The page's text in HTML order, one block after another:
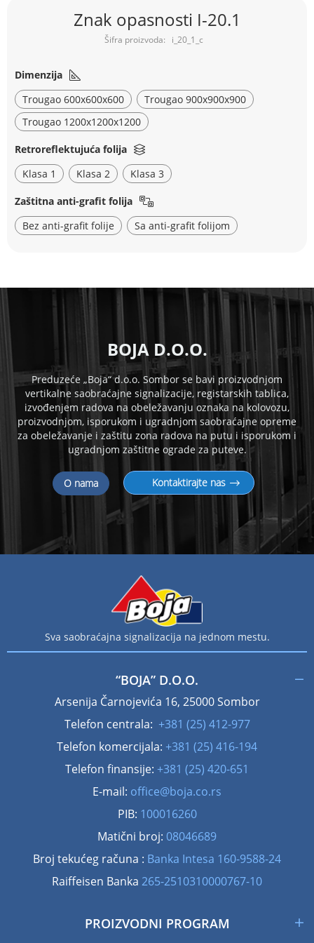
the
images
gallery
Znak opasnosti I-20.1
i_20_1_c
Dimenzija
Trougao 600x600x600
Trougao 900x900x900
Trougao 1200x1200x1200
Retroreflektujuća folija
Klasa 1
Klasa 2 Klasa 3
Zaštitna anti-grafit folija
Bez anti-grafit folije
Sa anti-grafit folijom
BOJA D.O.O.
Preduzeće „Boja“ d.o.o. Sombor se bavi proizvodnjom
vertikalne saobraćajne signalizacije, registarskih tablica,
izvođenjem radova na obeležavanju oznaka na kolovozu,
proizvodnjom, isporukom i ugradnjom saobraćajne opreme
za obeležavanje i zaštitu zona radova na putu i isporukom i
ugradnjom zaštitne ograde za puteve.
O nama Kontaktirajte nas
Sva saobraćajna signalizacija na jednom mestu.
“BOJA” D.O.O.
Arsenija Čarnojevića 16, 25000 Sombor
Telefon centrala: +381 (25) 412-977
Telefon komercijala: +381 (25) 416-194
Telefon finansije: +381 (25) 420-651
E-mail: office@boja.co.rs
PIB: 100016260
Matični broj: 08046689
Broj tekućeg računa : Banka Intesa 160-9588-24
Raiffeisen Banka 265-2510310000767-10
PROIZVODNI PROGRAM